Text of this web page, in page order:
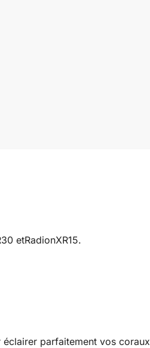
etRadionXR15.
éclairer parfaitement vos coraux